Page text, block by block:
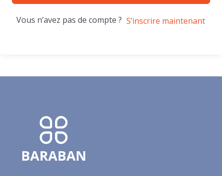
Vous n’avez pas de compte ? S’inscrire maintenant